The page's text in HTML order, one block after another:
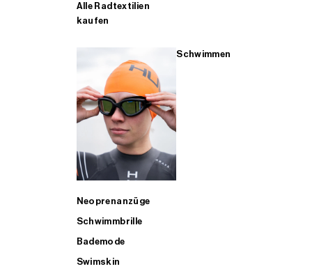
Alle Radtextilien
kaufen
Schwimmen
Neoprenanzüge
Schwimmbrille
Bademode
Swimskin